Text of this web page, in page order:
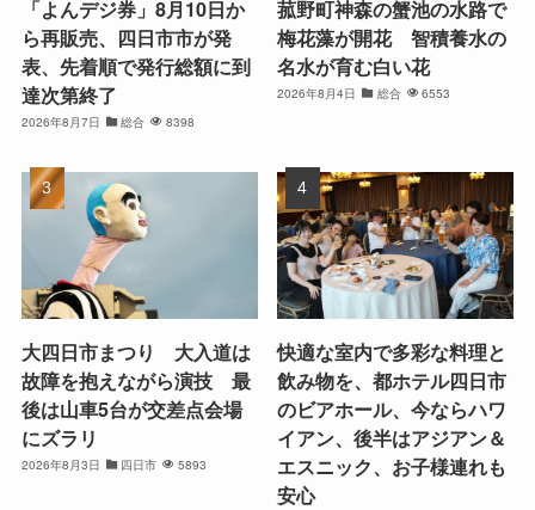
「よんデジ券」8月10日か
ら再販売、四日市市が発
表、先着順で発行総額に到
達次第終了
2026年8月7日 総合 8398
菰野町神森の蟹池の水路で
梅花藻が開花 智積養水の
名水が育む白い花
2026年8月4日 総合 6553
大四日市まつり 大入道は
故障を抱えながら演技 最
後は山車5台が交差点会場
にズラリ
2026年8月3日 四日市 5893
快適な室内で多彩な料理と
飲み物を、都ホテル四日市
のビアホール、今ならハワ
イアン、後半はアジアン＆
エスニック、お子様連れも
安心